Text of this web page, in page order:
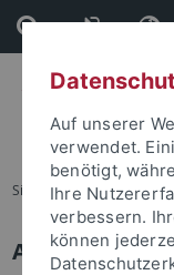
Direkt
zum
Inhalt
Direkt
zur
Fußleiste
Sie sind hier:
Anmelden
Auf unserer
verwendet.
benötigt,
Ihre
verbessern.
können